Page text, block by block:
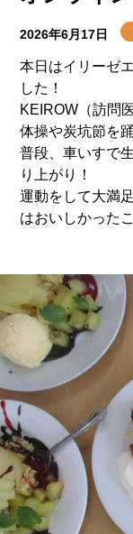
2026年6月17日
本日はイリーゼ
した！
KEIROW（訪問
体操や炭坑節を
普段、車いすで
り上がり！
運動をして大満